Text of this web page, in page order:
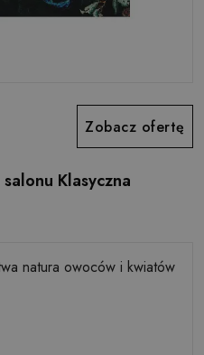
Zobacz ofertę
Klasyczna